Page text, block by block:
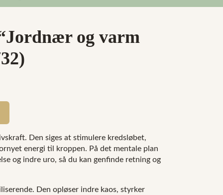
og varm
Den siges at stimulere kredsløbet,
energi til kroppen. På det mentale plan
og indre uro, så du kan genfinde retning og
Den opløser indre kaos, styrker